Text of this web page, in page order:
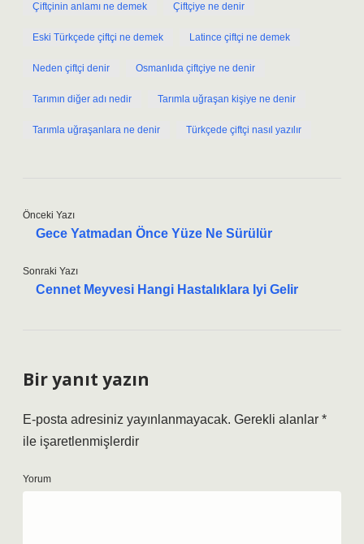
Çiftçinin anlamı ne demek Çiftçiye ne denir
Eski Türkçede çiftçi ne demek Latince çiftçi ne demek
Neden çiftçi denir Osmanlıda çiftçiye ne denir
Tarımın diğer adı nedir Tarımla uğraşan kişiye ne denir
Tarımla uğraşanlara ne denir Türkçede çiftçi nasıl yazılır
Önceki Yazı
Gece Yatmadan Önce Yüze Ne Sürülür
Sonraki Yazı
Cennet Meyvesi Hangi Hastalıklara Iyi Gelir
Bir yanıt yazın
E-posta adresiniz yayınlanmayacak. Gerekli alanlar *
ile işaretlenmişlerdir
Yorum